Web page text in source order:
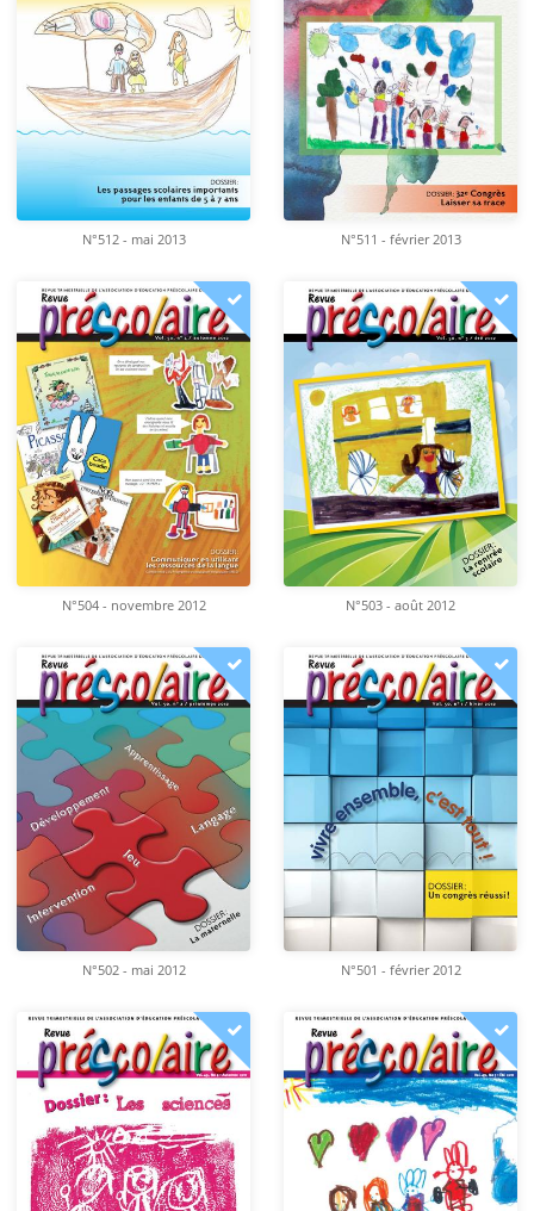
N°512 - mai 2013 N°511 - février 2013
N°504 - novembre 2012 N°503 - août 2012
N°502 - mai 2012 N°501 - février 2012